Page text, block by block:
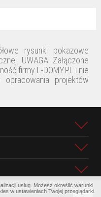
rysunki pokazowe
UWAGA: Załączone
firmy E-DOMY.PL i nie
projektów
usług. Możesz określić warunki
w ustawieniach Twojej przeglądarki.